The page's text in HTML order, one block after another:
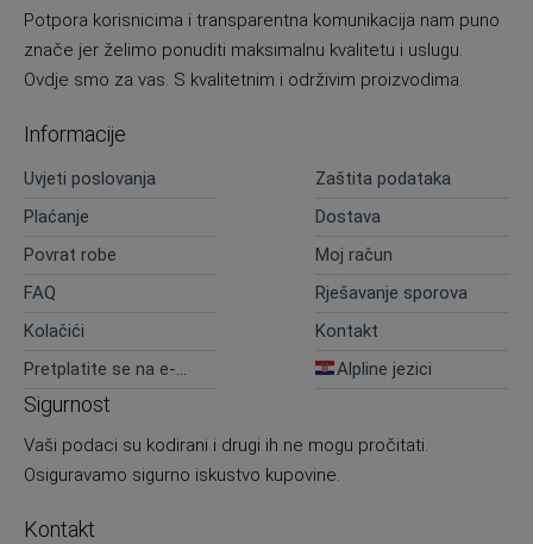
Potpora korisnicima i transparentna komunikacija nam puno
znače jer želimo ponuditi maksimalnu kvalitetu i uslugu.
Ovdje smo za vas. S kvalitetnim i održivim proizvodima.
Informacije
Uvjeti poslovanja
Zaštita podataka
Plaćanje
Dostava
Povrat robe
Moj račun
FAQ
Rješavanje sporova
Kolačići
Kontakt
Pretplatite se na e-
Alpline jezici
Sigurnost
Vaši podaci su kodirani i drugi ih ne mogu pročitati.
Osiguravamo sigurno iskustvo kupovine.
Kontakt